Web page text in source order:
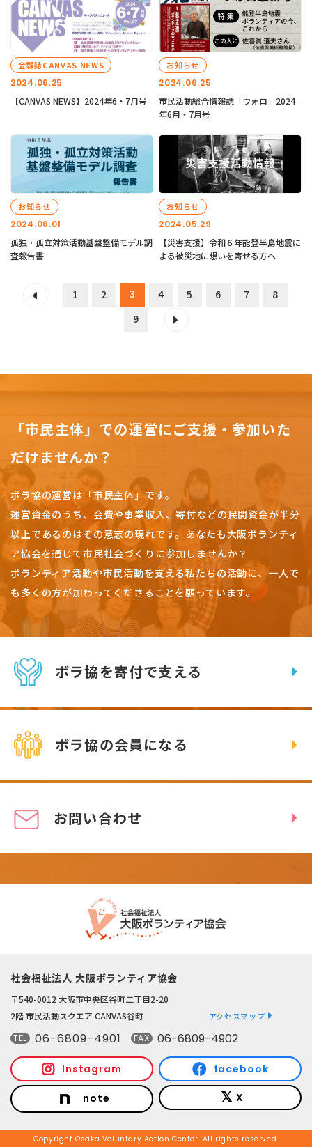
2024.06.25
会報誌CANVAS NEWS
【CANVAS NEWS】2024年6・7月号
2024.06.25
お知らせ
市民活動総合情報誌「ウォロ」2024
年6月・7月号
2024.06.01
お知らせ
孤独・孤立対策活動基盤整備モデル調
査報告書
2024.05.29
お知らせ
【災害支援】令和６年能登半島地震に
よる被災地に想いを寄せる方へ
1 2 3 4 5 6 7
8
9
「市民主体」での運営にご支援・参加いた
だけませんか？
ボラ協の運営は「市民主体」です。
運営資金のうち、会費や事業収入、寄付などの民間資金が半分
以上であるのはその意志の現れです。 あなたも大阪ボランティ
ア協会を通じて市民社会づくりに参加しませんか？
ボランティア活動や市民活動を支える私たちの活動に、一人で
も多くの方が加わってくださることを願っています。
ボラ協を寄付で支える
ボラ協の会員になる
お問い合わせ
社会福祉法人 大阪ボランティア協会
〒540-0012 大阪市中央区谷町二丁目2-20
2階 市民活動スクエア CANVAS谷町
アクセスマップ
TEL 06-6809-4901 FAX 06-6809-4902
Instagram facebook
note X
Copyright Osaka Voluntary Action Center. All rights reserved.